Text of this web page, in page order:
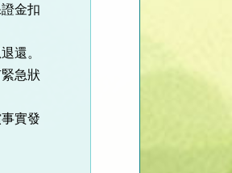
金扣
還。
急狀
實發